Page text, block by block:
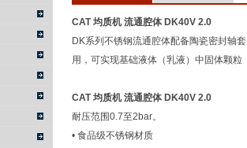
CAT 均质机 流通腔体 DK40V 2.0
DK系列不锈钢流通腔体配备陶瓷密封轴
用，可实现基础液体（乳液）中固体颗
CAT 均质机 流通腔体 DK40V 2.0
耐压范围0.7至2bar。
• 食品级不锈钢材质